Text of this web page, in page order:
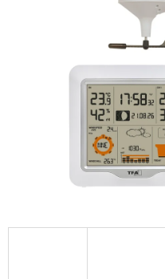
hvězdiček.